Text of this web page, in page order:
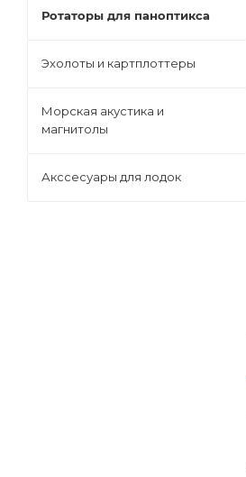
Ротаторы для паноптикса
Эхолоты и картплоттеры
Морская акустика и
магнитолы
Акссесуары для лодок